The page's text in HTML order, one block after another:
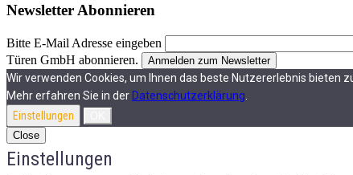
Newsletter Abonnieren
Bitte E-Mail Adresse eingeben
Türen GmbH abonnieren.
Wir verwenden Cookies, um Ihnen das beste Nutzererlebnis bieten
Mehr erfahren Sie in der Datenschutzerklärung
Einstellungen
Close
Einstellungen